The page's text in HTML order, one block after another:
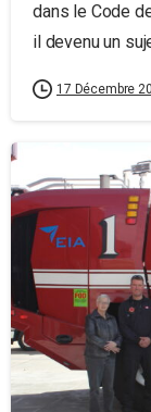
dans le Code
il devenu un
17 Décembre